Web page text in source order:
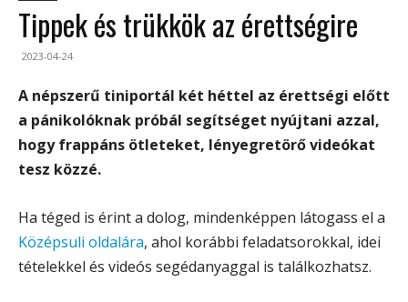
Tippek és trükkök az érettségire
2023-04-24
A népszerű tiniportál két héttel az érettségi előtt
a pánikolóknak próbál segítséget nyújtani azzal,
hogy frappáns ötleteket, lényegretörő videókat
tesz közzé.
Ha téged is érint a dolog, mindenképpen látogass el a
Középsuli oldalára, ahol korábbi feladatsorokkal, idei
tételekkel és videós segédanyaggal is találkozhatsz.